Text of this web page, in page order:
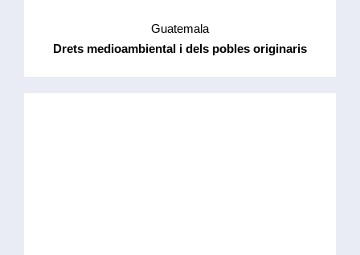
Guatemala
Drets medioambiental i dels pobles originaris